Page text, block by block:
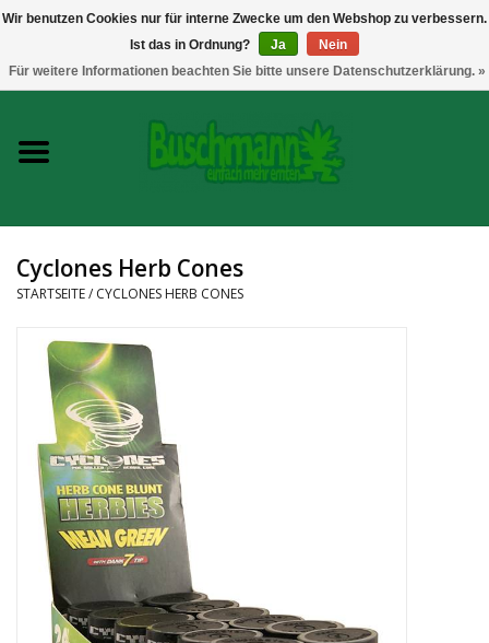
Growshop
Messtechnik
Headshop
Vaporizer
CBD und Hanfextrakte
Marken
Cyclones Herb Cones
STARTSEITE/ CYCLONES HERB CONES
Wir benutzen Cookies nur für interne Zwecke um den Webshop zu verbessern.
Ist das in Ordnung?
Ja
Nein
Für weitere Informationen beachten Sie bitte unsere Datenschutzerklärung. »